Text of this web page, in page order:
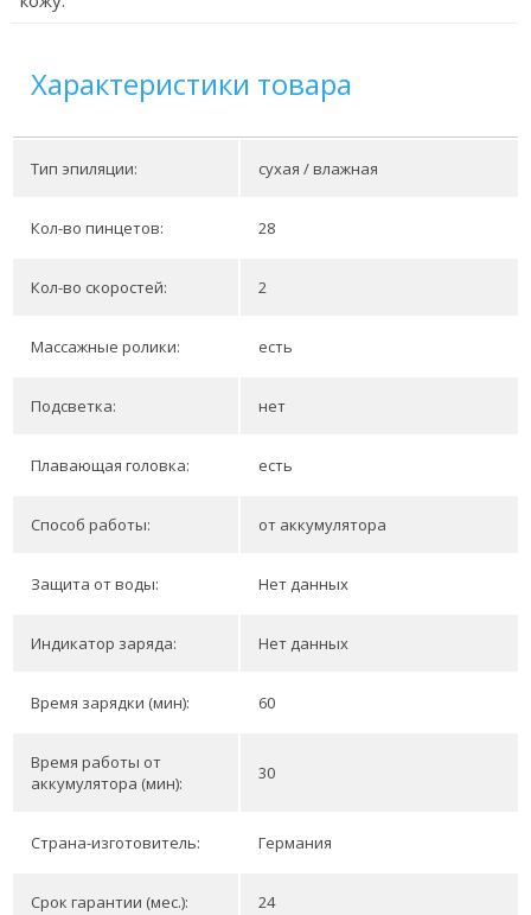
Характеристики товара
Тип эпиляции: сухая / влажная
Кол-во пинцетов: 28
Кол-во скоростей: 2
Массажные ролики: есть
Подсветка: нет
Плавающая головка: есть
Способ работы: от аккумулятора
Защита от воды: Нет данных
Индикатор заряда: Нет данных
Время зарядки (мин): 60
Время работы от
аккумулятора (мин):
30
Страна-изготовитель: Германия
Срок гарантии (мес.): 24